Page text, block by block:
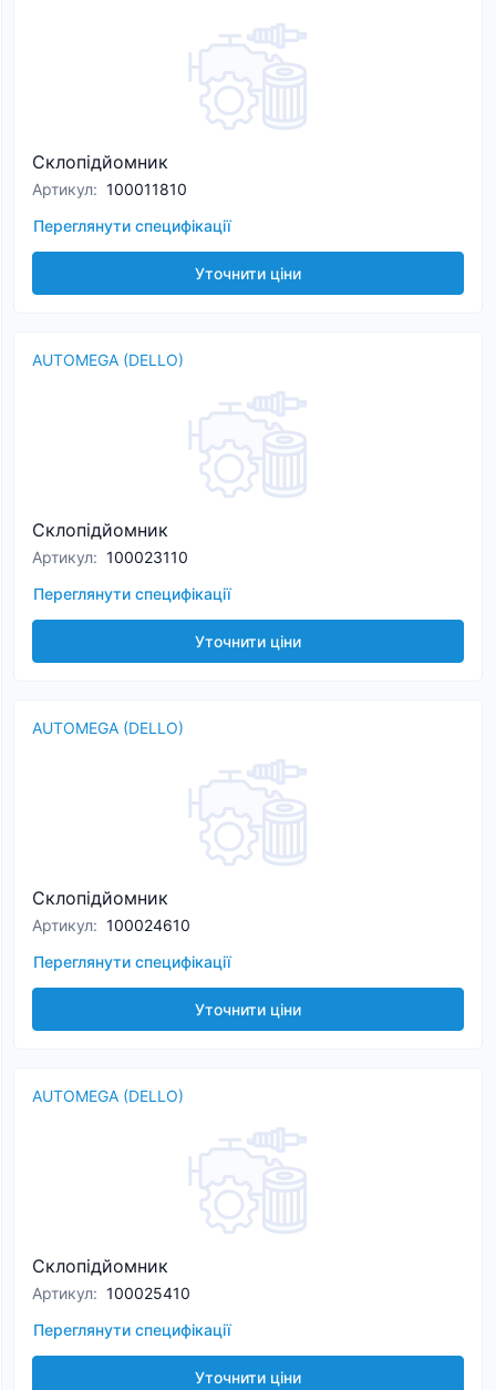
Склопідйомник
Артикул: 100011810
Переглянути специфікації
Уточнити ціни
AUTOMEGA (DELLO)
Склопідйомник
Артикул: 100023110
Переглянути специфікації
Уточнити ціни
AUTOMEGA (DELLO)
Склопідйомник
Артикул: 100024610
Переглянути специфікації
Уточнити ціни
AUTOMEGA (DELLO)
Склопідйомник
Артикул: 100025410
Переглянути специфікації
Уточнити ціни